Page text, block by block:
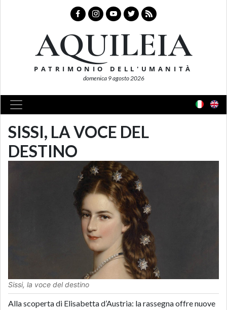
AQUILEIA
PATRIMONIO DELL'UMANITÀ
domenica 9 agosto 2026
SISSI, LA VOCE DEL
DESTINO
Sissi, la voce del destino
Alla scoperta di Elisabetta d’Austria: la rassegna offre nuove